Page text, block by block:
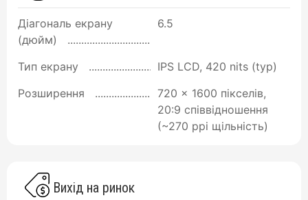
Діагональ екрану
(дюйм)
6.5
Тип екрану
IPS LCD, 420 nits (typ)
Розширення
720 x 1600 пікселів,
20:9 співвідношення
(~270 ppi щільність)
Вихід на ринок